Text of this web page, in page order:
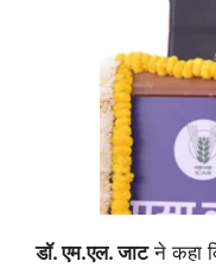
डॉ. एम.एल. जाटने कहा